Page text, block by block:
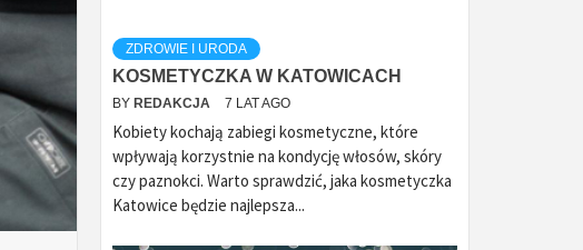
ZDROWIE I URODA
KOSMETYCZKA W KATOWICACH
BY REDAKCJA 7 LAT AGO
Kobiety kochają zabiegi kosmetyczne, które
wpływają korzystnie na kondycję włosów, skóry
czy paznokci. Warto sprawdzić, jaka kosmetyczka
Katowice będzie najlepsza...